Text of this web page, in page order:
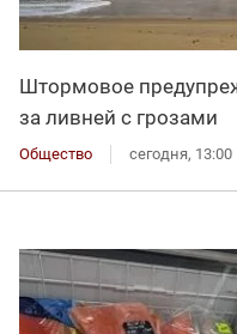
Штормовое
за ливней с грозами
Общество сегодня, 13:00